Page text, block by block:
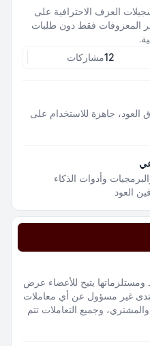
العزف الاحترافية على
المعزوفات فقط دون طلبات
12مشاركات
العود، جاهزة للاستخدام على
وأدوات الذكاء
العود
يتيح للأعضاء عرض
غير مسؤول عن أي معاملات
والمشتري، وجميع التعاملات تتم